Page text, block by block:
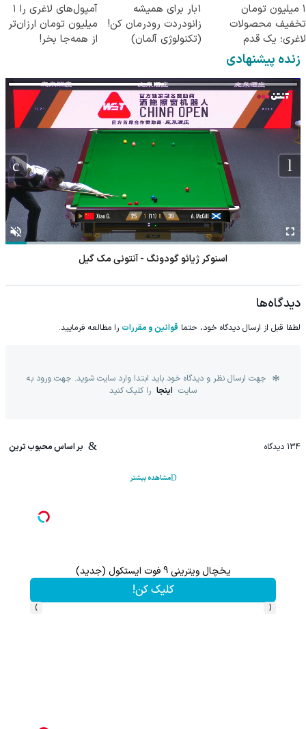
۱ میلیون تومان
تخفیف محصولات
لاغری؛ یک قدم
نزدیک‌تر به شروع
کاهش وزن
1بار برای همیشه
زانودردت رودرمان کن!
(تکنولوژی آلمان)
آمپول‌های لاغری را ۱
میلیون تومان ارزان‌تر
از همه‌جا بخر!
زنده پیشنهادی
اسنوکر ژیائو گودونگ - آنتونی مک گیل
دیدگاه‌ها
لطفا قبل از ارسال دیدگاه خود، حتما قوانین و مقررات را مطالعه فرمایید.
جهت ارسال نظر و دیدگاه خود باید ابتدا وارد سایت شوید. جهت ورود به
سایت اینجا را کلیک کنید
134 دیدگاه بر اساس محبوب ترین
مشاهده بیشتر
یخچال ویترینی 9 فوت ایستکول (جدید)
کلیک کن!
‹
›